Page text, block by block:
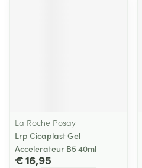
La Roche Posay
Lrp Cicaplast Gel
Accelerateur B5 40ml
€ 16,95